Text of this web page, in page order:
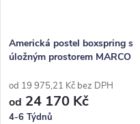
Americká postel boxspring s
úložným prostorem MARCO
od 19 975,21 Kč bez DPH
od 24 170 Kč
4-6 Týdnů